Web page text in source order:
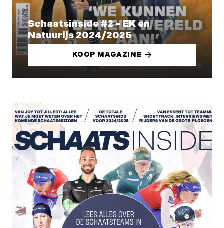
Schaatsinside #2 – EK en
Natuurijs 2024/2025
KOOP MAGAZINE